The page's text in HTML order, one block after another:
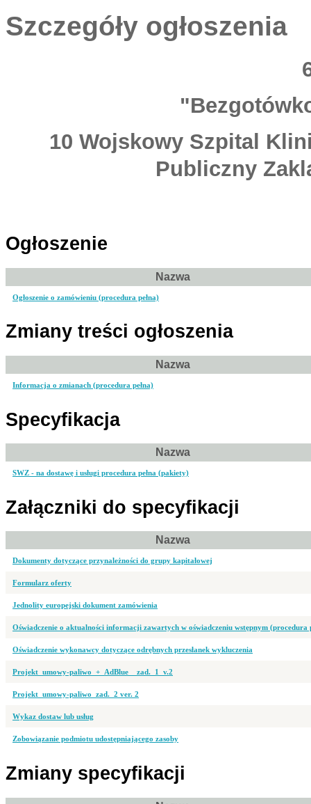
Szczegóły ogłoszenia
10 Wojskowy Szpital
Publiczny
Ogłoszenie
Nazwa
Ogłoszenie o zamówieniu (procedura pełna)
Zmiany treści ogłoszenia
Nazwa
Informacja o zmianach (procedura pełna)
Specyfikacja
Nazwa
SWZ - na dostawę i usługi procedura pełna (pakiety)
Załączniki do specyfikacji
Nazwa
Dokumenty dotyczące przynależności do grupy kapitałowej
Formularz oferty
Jednolity europejski dokument zamówienia
Oświadczenie o aktualności informacji zawartych w oświadczeniu wstępnym (procedura
Oświadczenie wykonawcy dotyczące odrębnych przesłanek wykluczenia
Projekt_umowy-paliwo_+_AdBlue__zad._1_v.2
Projekt_umowy-paliwo_zad._2 ver. 2
Wykaz dostaw lub usług
Zobowiązanie podmiotu udostępniającego zasoby
Zmiany specyfikacji